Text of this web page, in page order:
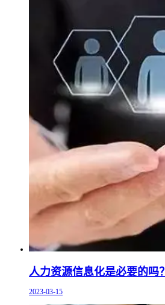
人力资源信息化是必要的吗？
2023-03-15